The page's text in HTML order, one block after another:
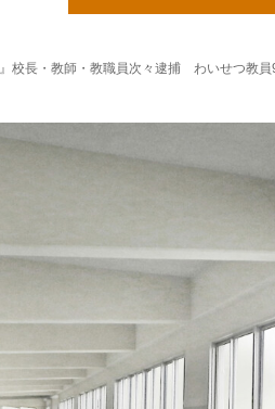
』校長・教師・教職員次々逮捕 わいせつ教